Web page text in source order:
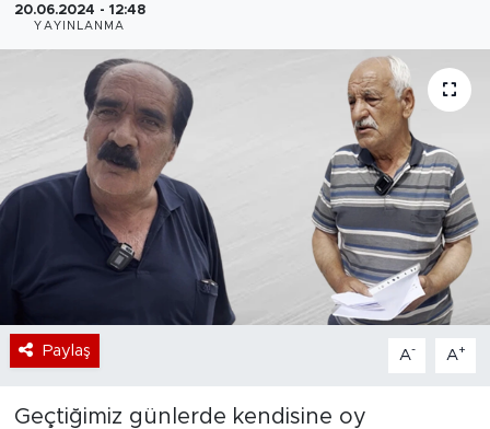
20.06.2024 - 12:48
YAYINLANMA
Paylaş A- A+
Geçtiğimiz günlerde kendisine oy
Teknoloji
Magazin
Dünya
Sektör